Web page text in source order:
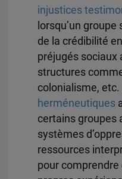
injustices
lorsqu’un
de la crédibilité
préjugés sociaux
structures
colonialisme, etc.
herméneutiques
certains groupes
systèmes
ressources
pour